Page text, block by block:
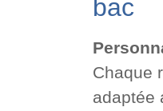
bac
Chaque
adaptée